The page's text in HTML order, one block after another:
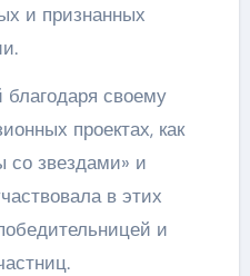
и признанных
своему
проектах, как
со звездами» и
в этих
и